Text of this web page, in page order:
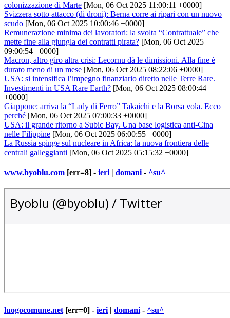
colonizzazione di Marte [Mon, 06 Oct 2025 11:00:11 +0000]
Svizzera sotto attacco (di droni): Berna corre ai ripari con un nuovo
scudo [Mon, 06 Oct 2025 10:00:46 +0000]
Remunerazione minima dei lavoratori: la svolta “Contrattuale” che
mette fine alla giungla dei contratti pirata? [Mon, 06 Oct 2025
09:00:54 +0000]
Macron, altro giro altra crisi: Lecornu dà le dimissioni. Alla fine è
durato meno di un mese [Mon, 06 Oct 2025 08:22:06 +0000]
USA: si intensifica l’impegno finanziario diretto nelle Terre Rare.
Investimenti in USA Rare Earth? [Mon, 06 Oct 2025 08:00:44
+0000]
Giappone: arriva la “Lady di Ferro” Takaichi e la Borsa vola. Ecco
perché [Mon, 06 Oct 2025 07:00:33 +0000]
USA: il grande ritorno a Subic Bay. Una base logistica anti-Cina
nelle Filippine [Mon, 06 Oct 2025 06:00:55 +0000]
La Russia spinge sul nucleare in Africa: la nuova frontiera delle
centrali galleggianti [Mon, 06 Oct 2025 05:15:32 +0000]
www.byoblu.com [err=8] - ieri | domani - ^su^
luogocomune.net [err=0] - ieri | domani - ^su^